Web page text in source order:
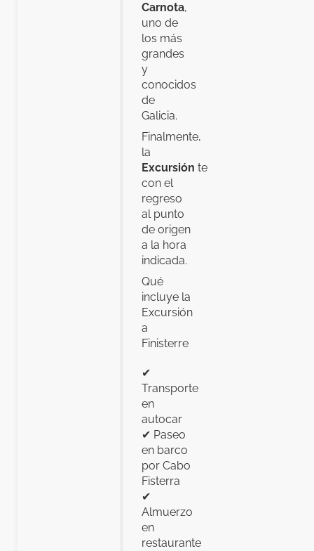
Carnota,
uno de
los más
grandes
y
conocidos
de
Galicia.
Finalmente,
la
Excursión terminará
con el
regreso
al punto
de origen
a la hora
indicada.
Qué
incluye la
Excursión
a
Finisterre
✔
Transporte
en
autocar
✔ Paseo
en barco
por Cabo
Fisterra
✔
Almuerzo
en
restaurante